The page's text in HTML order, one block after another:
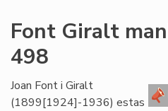
Font Giralt
498
Joan Font i Giralt
(1899[1924]-1936) estas